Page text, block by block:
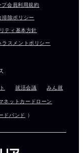
プ会員利用規約
排除ポリシー
ティ基本方針
ラスメントポリシー